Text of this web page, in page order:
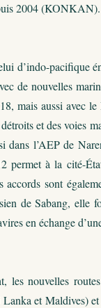
2004 (KONKAN).
d’indo-pacifique
de nouvelles
mais aussi avec
et des voies
dans l’AEP de
permet à la cité-
sont
de Sabang,
en échange
les nouvelles
et Maldives)